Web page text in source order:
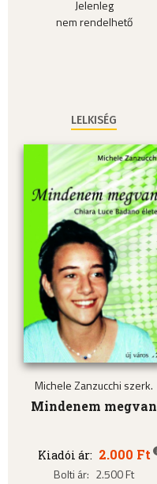
Jelenleg
nem rendelhető
LELKISÉG
Michele Zanzucchi szerk.
Mindenem megvan
Kiadói ár: 2.000 Ft
Bolti ár: 2.500 Ft